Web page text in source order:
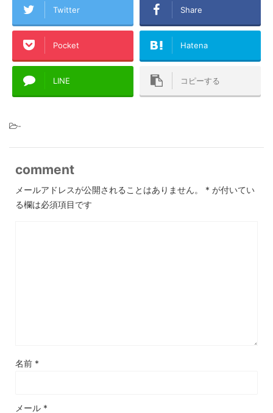
Twitter Share
Pocket Hatena
LINE コピーする
-
comment
メールアドレスが公開されることはありません。 * が付いてい
る欄は必須項目です
名前 *
メール *